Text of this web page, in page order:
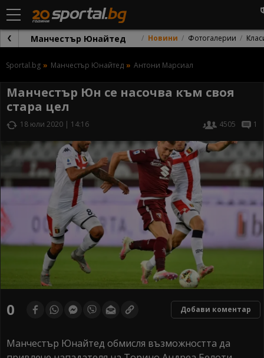
Манчестър Юнайтед Новини Фотогалерии
Sportal.bg Манчестър Юнайтед Антони Марсиал
Манчестър Юн се насочва към своя
стара цел
18 юли 2020 | 14:16 4505 1
0 Добави коментар
Манчестър Юнайтед обмисля възможността да